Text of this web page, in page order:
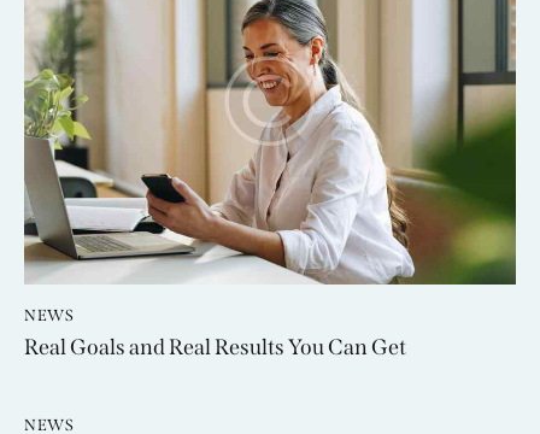
NEWS
Real Goals and Real Results You Can Get
NEWS